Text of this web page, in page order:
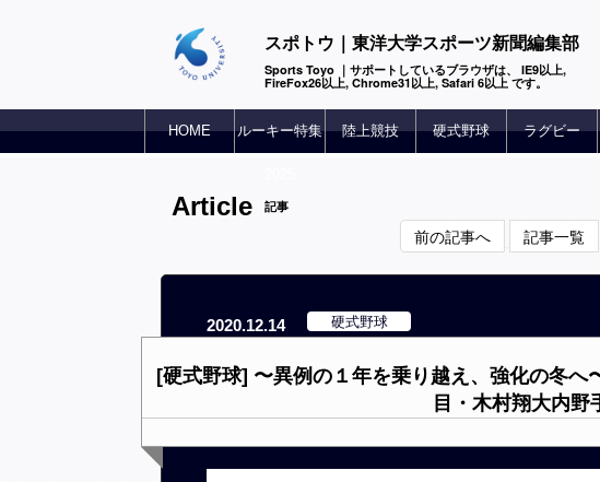
スポトウ｜東洋大学スポーツ新聞編集部
Sports Toyo ｜サポートしているブラウザは、 IE9以上,
FireFox26以上, Chrome31以上, Safari 6以上 です。
HOME ルーキー特集 陸上競技 硬式野球 ラグビー
Article 記事
前の記事へ 記事一覧
2020.12.14 硬式野球
[硬式野球] 〜異例の１年を乗り越え、強化の冬へ
目・木村翔大内野